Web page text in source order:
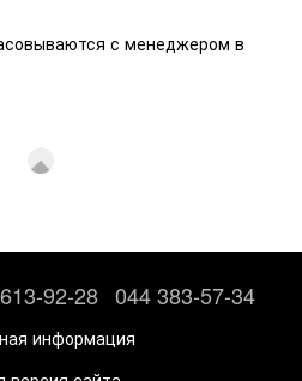
с менеджером в
92-28 044 383-57-34
информация